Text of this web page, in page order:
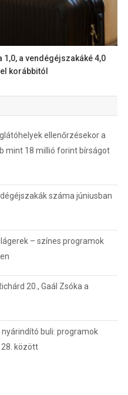
a vendégéjszakáké 4,0
korábbitól
ellenőrzésekor a
mint 18 millió forint bírságot
száma júniusban
– színes programok
20., Gaál Zsóka a
buli: programok
28. között